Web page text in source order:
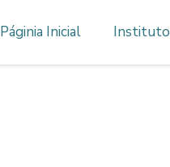
Páginia Inicial Instituto